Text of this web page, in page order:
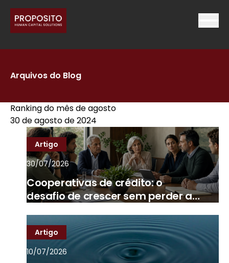
Arquivos do Blog
Ranking do mês de agosto
30 de agosto de 2024
Artigo
30/07/2026
Cooperativas de crédito: o
desafio de crescer sem perder a
Artigo
10/07/2026